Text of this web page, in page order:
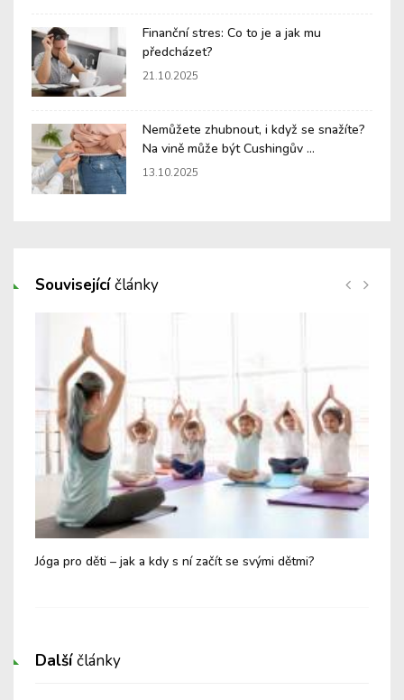
Finanční stres: Co to je a jak mu
předcházet?
21.10.2025
Nemůžete zhubnout, i když se snažíte?
Na vině může být Cushingův ...
13.10.2025
Souvisejícíčlánky
Jóga pro děti – jak a kdy s ní začít se svými dětmi?
Dalšíčlánky